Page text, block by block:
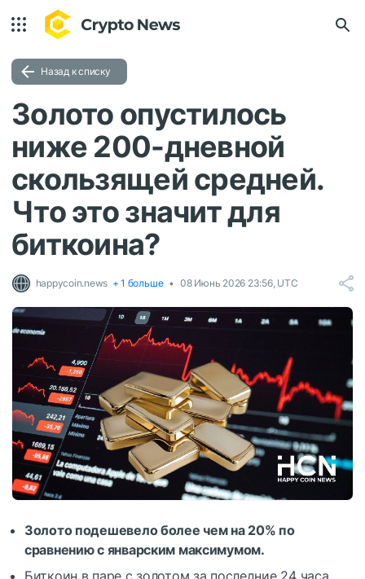
Назад к списку
Золото опустилось
ниже 200-дневной
скользящей средней.
Что это значит для
биткоина?
happycoin.news + 1 больше 08 Июнь 2026 23:56, UTC
Золото подешевело более чем на 20% по
сравнению с январским максимумом.
Биткоин в паре с золотом за последние 24 часа